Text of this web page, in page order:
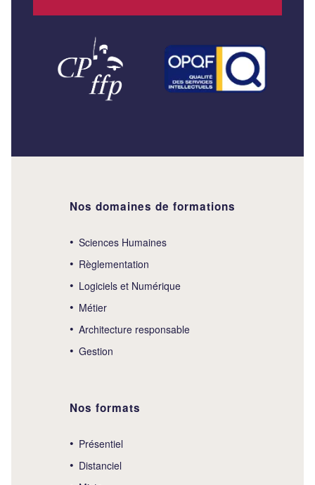
Nos domaines de formations
Sciences Humaines
Règlementation
Logiciels et Numérique
Métier
Architecture responsable
Gestion
Nos formats
Présentiel
Distanciel